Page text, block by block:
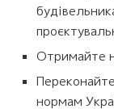
Отримайте
нормам